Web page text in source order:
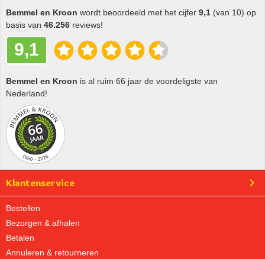
Bemmel en Kroon wordt beoordeeld met het cijfer 9,1 (van 10) op
basis van 46.256 reviews!
9,1
Bemmel en Kroon is al ruim 66 jaar de voordeligste van
Nederland!
Klantenservice
Bestellen
Bezorgen & afhalen
Betalen
Annuleren & retourneren